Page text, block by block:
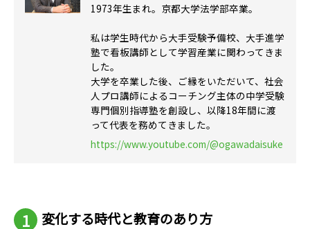
1973年生まれ。京都大学法学部卒業。
私は学生時代から大手受験予備校、大手進学
塾で看板講師として学習産業に関わってきま
した。
大学を卒業した後、ご縁をいただいて、社会
人プロ講師によるコーチング主体の中学受験
専門個別指導塾を創設し、以降18年間に渡
って代表を務めてきました。
https://www.youtube.com/@ogawadaisuke
変化する時代と教育のあり方